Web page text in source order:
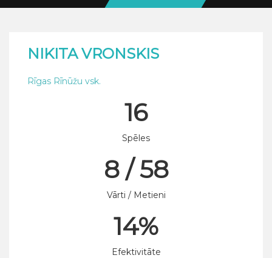
NIKITA VRONSKIS
Rīgas Rīnūžu vsk.
16
Spēles
8 / 58
Vārti / Metieni
14%
Efektivitāte